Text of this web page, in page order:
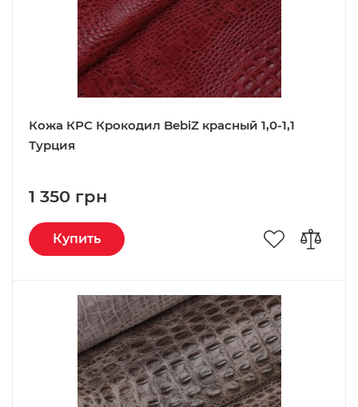
Кожа КРС Крокодил BebiZ красный 1,0-1,1
Турция
1 350 грн
Купить